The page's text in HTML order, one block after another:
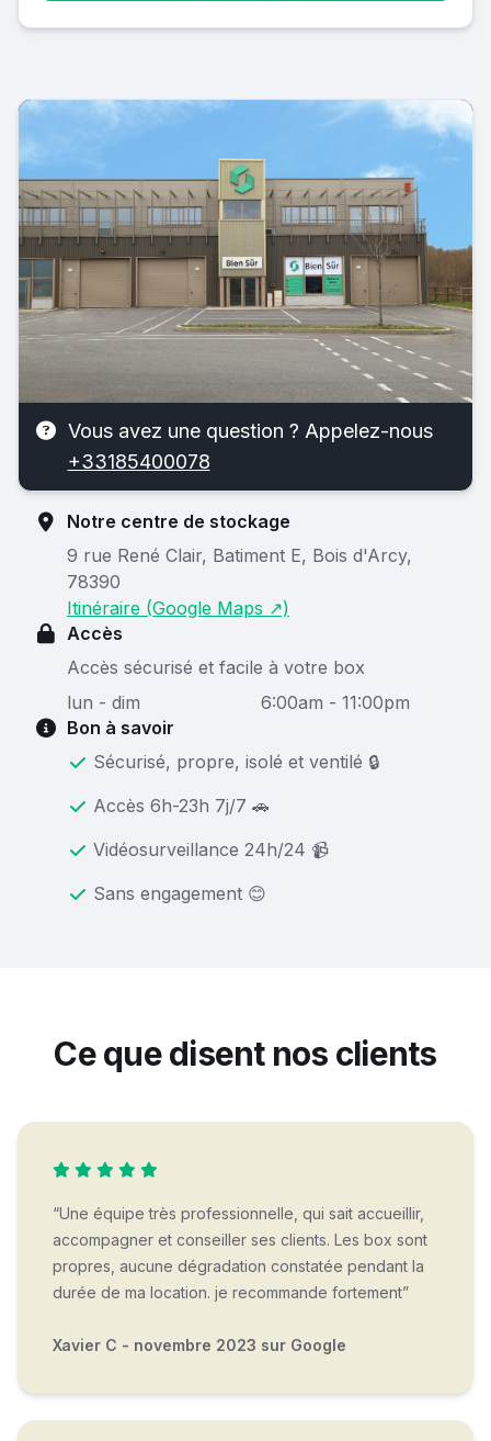
Vous avez une question ? Appelez-nous
+33185400078
Notre centre de stockage
9 rue René Clair, Batiment E, Bois d'Arcy,
78390
Itinéraire (Google Maps ↗)
Accès
Accès sécurisé et facile à votre box
lun - dim
6:00am - 11:00pm
Bon à savoir
Sécurisé, propre, isolé et ventilé 🔒
Accès 6h-23h 7j/7 🚗
Vidéosurveillance 24h/24 📹
Sans engagement 😊
Ce que disent nos clients
“Une équipe très professionnelle, qui sait accueillir,
accompagner et conseiller ses clients. Les box sont
propres, aucune dégradation constatée pendant la
durée de ma location. je recommande fortement”
Xavier C - novembre 2023 sur Google